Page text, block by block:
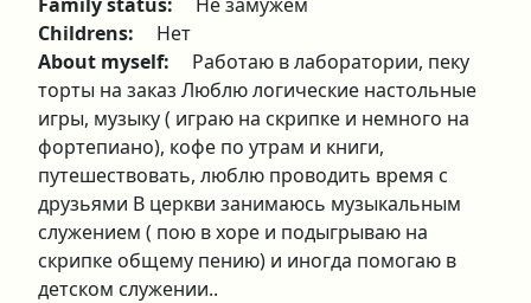
Childrens:
Нет
About myself:
Работаю в лаборатории, пеку
торты на заказ Люблю логические настольные
игры, музыку ( играю на скрипке и немного на
фортепиано), кофе по утрам и книги,
путешествовать, люблю проводить время с
друзьями В церкви занимаюсь музыкальным
служением ( пою в хоре и подыгрываю на
скрипке общему пению) и иногда помогаю в
детском служении..